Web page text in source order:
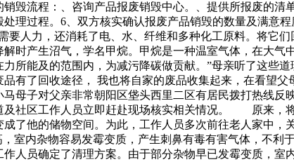
毁流程：、咨询产品报废销毁中心。、提供所报废的
理过程。6、双方核实确认报废产品销毁的数量及满意
人力，还消耗了电、水、纤维和多种化工原料。将它
时产生沼气，学名甲烷。甲烷是一种温室气体，在大
所能及的范围内，为减污降碳做贡献。”母亲听了这些
有了回收途径， 我也将自家的废品收集起来，在看望
母子对父亲非常朝阳区垡头西里二区有居民拨打热线
及社区工作人员立即赶赴现场核实相关情况。 原来，
了他的储物空间。为此，工作人员多次前往老人家中
室内杂物容易发霉变质，产生刺鼻有毒有害气体，不
员确定了清理方案。由于部分杂物早已发霉变质，室